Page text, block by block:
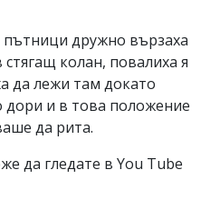
пътници дружно вързаха
колан, повалиха я
да лежи там докато
дори и в това положение
да рита.
да гледате в You Tube